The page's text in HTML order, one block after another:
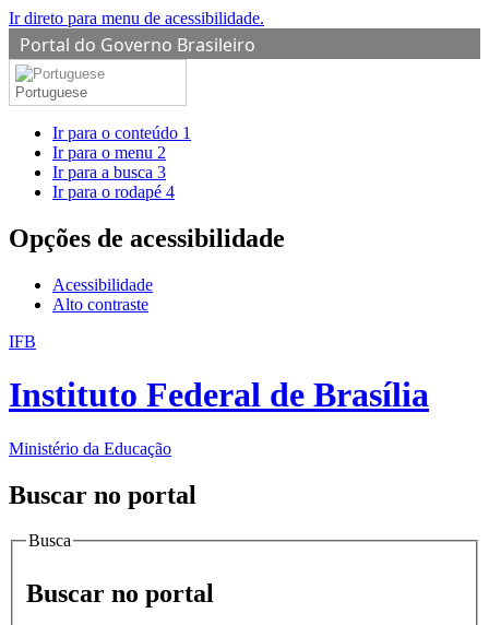
Ir direto para menu de acessibilidade.
Portal do Governo Brasileiro
Portuguese
Ir para o conteúdo 1
Ir para o menu 2
Ir para a busca 3
Ir para o rodapé 4
Opções de acessibilidade
Acessibilidade
Alto contraste
IFB
Instituto Federal de Brasília
Ministério da Educação
Buscar no portal
Busca
Buscar no portal